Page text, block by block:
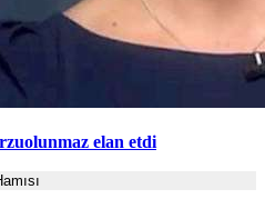
elan etdi